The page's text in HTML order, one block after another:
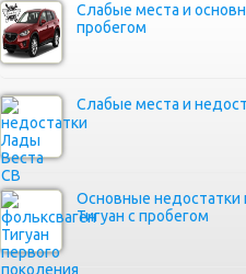
Слабые места и
пробегом
Слабые места и
Основные недостатки
Тигуан с пробегом